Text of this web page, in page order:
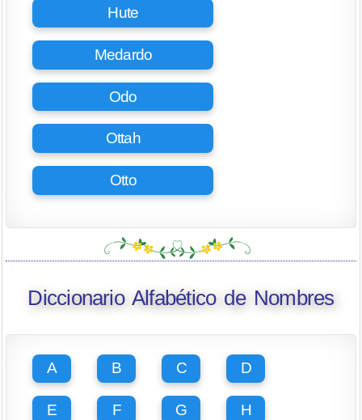
Hute
Medardo
Odo
Ottah
Otto
Diccionario Alfabético de Nombres
A B C D
E F G H